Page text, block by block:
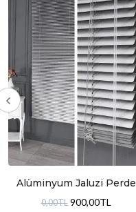
Alüminyum Jaluzi Perde
0,00TL 900,00TL